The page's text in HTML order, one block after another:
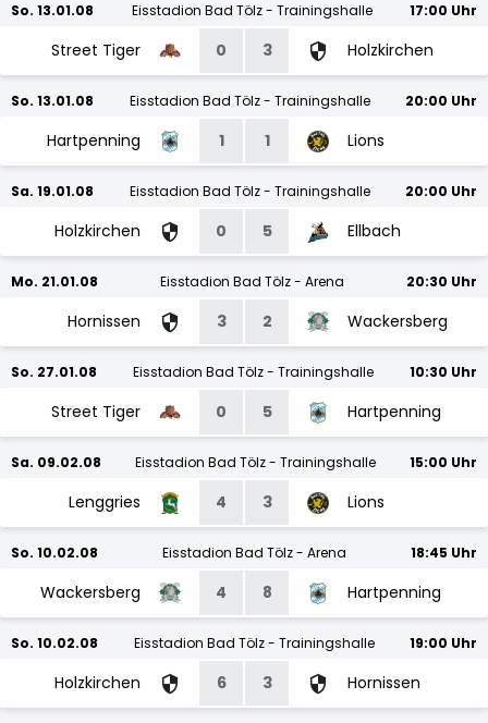
So. 13.01.08 Eisstadion Bad Tölz - Trainingshalle 17:00 Uhr
Street Tiger 0 3 Holzkirchen
So. 13.01.08 Eisstadion Bad Tölz - Trainingshalle 20:00 Uhr
Hartpenning 1 1 Lions
Sa. 19.01.08 Eisstadion Bad Tölz - Trainingshalle 20:00 Uhr
Holzkirchen 0 5 Ellbach
Mo. 21.01.08 Eisstadion Bad Tölz - Arena 20:30 Uhr
Hornissen 3 2 Wackersberg
So. 27.01.08 Eisstadion Bad Tölz - Trainingshalle 10:30 Uhr
Street Tiger 0 5 Hartpenning
Sa. 09.02.08 Eisstadion Bad Tölz - Trainingshalle 15:00 Uhr
Lenggries 4 3 Lions
So. 10.02.08 Eisstadion Bad Tölz - Arena 18:45 Uhr
Wackersberg 4 8 Hartpenning
So. 10.02.08 Eisstadion Bad Tölz - Trainingshalle 19:00 Uhr
Holzkirchen 6 3 Hornissen